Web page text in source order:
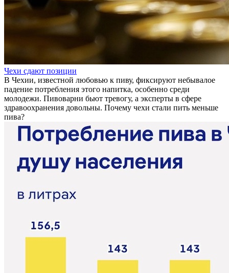
Чехи сдают позиции
В Чехии, известной любовью к пиву, фиксируют небывалое
падение потребления этого напитка, особенно среди
молодежи. Пивоварни бьют тревогу, а эксперты в сфере
здравоохранения довольны. Почему чехи стали пить меньше
пива?